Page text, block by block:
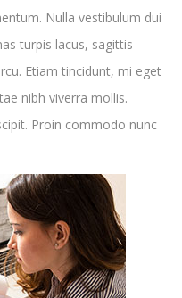
Nulla vestibulum dui
turpis lacus, sagittis
Etiam tincidunt, mi eget
nibh viverra mollis.
Proin commodo nunc